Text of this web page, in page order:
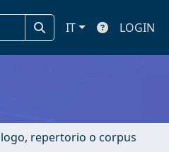
IT LOGIN
repertorio o corpus